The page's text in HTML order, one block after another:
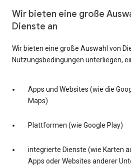
Wir bieten eine große
Dienste an
Wir bieten eine große Auswahl von
Nutzungsbedingungen unterliegen,
Apps und Websites (wie die
Maps)
Plattformen (wie Google Play)
integrierte Dienste (wie Karten
Apps oder Websites anderer